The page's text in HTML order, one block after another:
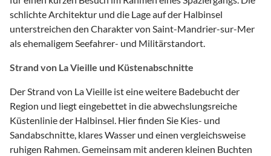
schlichte Architektur und die Lage auf der Halbinsel
unterstreichen den Charakter von Saint-Mandrier-sur-Mer
als ehemaligem Seefahrer- und Militärstandort.
Strand von La Vieille und Küstenabschnitte
Der Strand von La Vieille ist eine weitere Badebucht der
Region und liegt eingebettet in die abwechslungsreiche
Küstenlinie der Halbinsel. Hier finden Sie Kies- und
Sandabschnitte, klares Wasser und einen vergleichsweise
ruhigen Rahmen. Gemeinsam mit anderen kleinen Buchten